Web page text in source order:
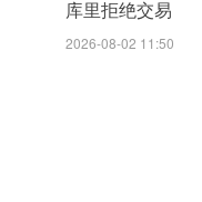
库里拒绝交易
2026-08-02 11:50